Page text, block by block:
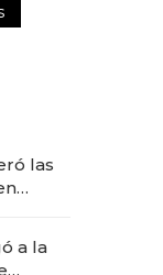
las
a la